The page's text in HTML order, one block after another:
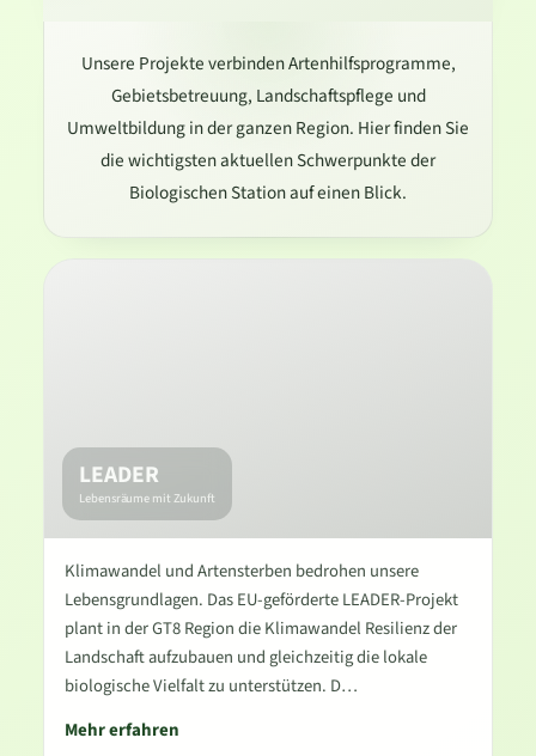
Unsere Projekte verbinden Artenhilfsprogramme,
Gebietsbetreuung, Landschaftspflege und
Umweltbildung in der ganzen Region. Hier finden Sie
die wichtigsten aktuellen Schwerpunkte der
Biologischen Station auf einen Blick.
LEADER
Lebensräume mit Zukunft
Klimawandel und Artensterben bedrohen unsere
Lebensgrundlagen. Das EU-geförderte LEADER-Projekt
plant in der GT8 Region die Klimawandel Resilienz der
Landschaft aufzubauen und gleichzeitig die lokale
biologische Vielfalt zu unterstützen. D…
Mehr erfahren